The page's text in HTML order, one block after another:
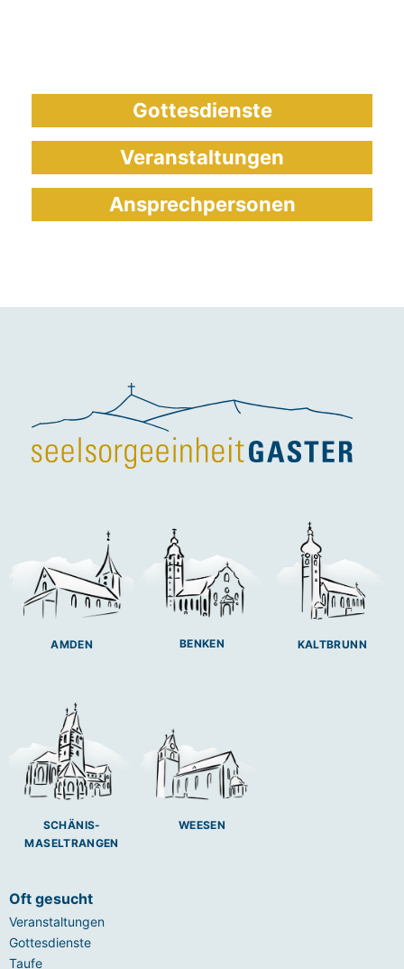
Gottesdienste
Veranstaltungen
Ansprechpersonen
AMDEN BENKEN KALTBRUNN
SCHÄNIS-
MASELTRANGEN
WEESEN
Oft gesucht
Veranstaltungen
Gottesdienste
Taufe